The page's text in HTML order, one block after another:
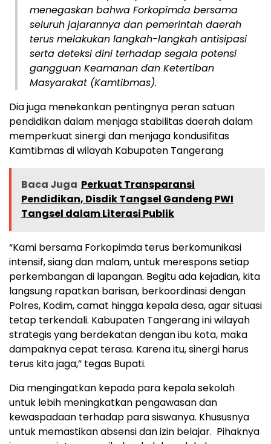
menegaskan bahwa Forkopimda bersama
seluruh jajarannya dan pemerintah daerah
terus melakukan langkah-langkah antisipasi
serta deteksi dini terhadap segala potensi
gangguan Keamanan dan Ketertiban
Masyarakat (Kamtibmas).
Dia juga menekankan pentingnya peran satuan
pendidikan dalam menjaga stabilitas daerah dalam
memperkuat sinergi dan menjaga kondusifitas
Kamtibmas di wilayah Kabupaten Tangerang
Baca Juga Perkuat Transparansi
Pendidikan, Disdik Tangsel Gandeng PWI
Tangsel dalam Literasi Publik
“Kami bersama Forkopimda terus berkomunikasi
intensif, siang dan malam, untuk merespons setiap
perkembangan di lapangan. Begitu ada kejadian, kita
langsung rapatkan barisan, berkoordinasi dengan
Polres, Kodim, camat hingga kepala desa, agar situasi
tetap terkendali. Kabupaten Tangerang ini wilayah
strategis yang berdekatan dengan ibu kota, maka
dampaknya cepat terasa. Karena itu, sinergi harus
terus kita jaga,” tegas Bupati.
Dia mengingatkan kepada para kepala sekolah
untuk lebih meningkatkan pengawasan dan
kewaspadaan terhadap para siswanya. Khususnya
untuk memastikan absensi dan izin belajar. Pihaknya